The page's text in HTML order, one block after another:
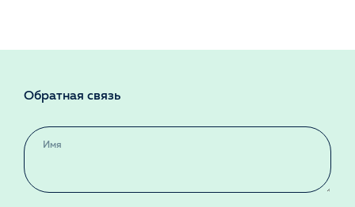
Обратная связь